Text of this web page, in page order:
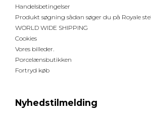
Handelsbetingelser
Produkt søgning sådan søger du på Royale
WORLD WIDE SHIPPING
Cookies
Vores billeder.
Porcelænsbutikken
Fortryd køb
Nyhedstilmelding